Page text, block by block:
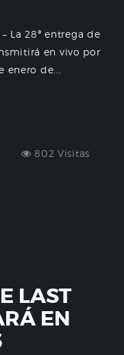
La 28ª entrega de
en vivo por
enero de...
802 Visitas
LAST
EN